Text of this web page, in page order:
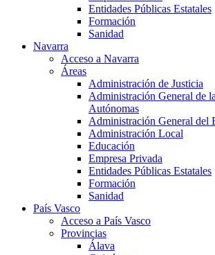
Entidades Públicas Estatales
Formación
Sanidad
Navarra
Acceso a Navarra
Áreas
Administración de Justicia
Administración General de
Autónomas
Administración General del
Administración Local
Educación
Empresa Privada
Entidades Públicas Estatales
Formación
Sanidad
País Vasco
Acceso a País Vasco
Provincias
Álava